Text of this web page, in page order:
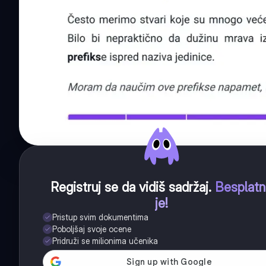
Registruj se da vidiš sadržaj.
je!
Pristup svim dokumentima
Poboljšaj svoje ocene
Pridruži se milionima učenika